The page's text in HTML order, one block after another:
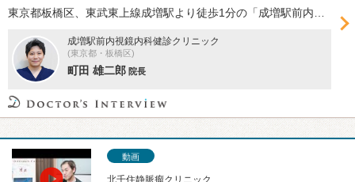
成増駅前内視鏡内科健診クリニック
(東京都・板橋区)
町田 雄二郎 院長
動画
北千住静脈瘤クリニック